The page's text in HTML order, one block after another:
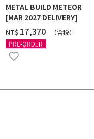
METAL BUILD METEOR
[MAR 2027 DELIVERY]
NT$ ‌17,370
（含税）
PRE-ORDER